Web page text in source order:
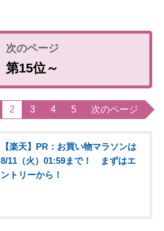
第15位～
2 3 4 5 次のページ
【楽天】PR：お買い物マラソンは
8/11（火）01:59まで！ まずはエ
ントリーから！